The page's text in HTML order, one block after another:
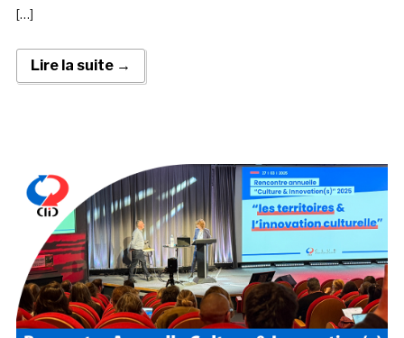
[…]
Lire la suite →